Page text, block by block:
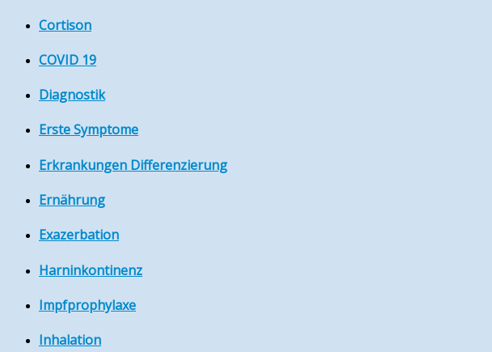
Cortison
COVID 19
Diagnostik
Erste Symptome
Erkrankungen Differenzierung
Ernährung
Exazerbation
Harninkontinenz
Impfprophylaxe
Inhalation